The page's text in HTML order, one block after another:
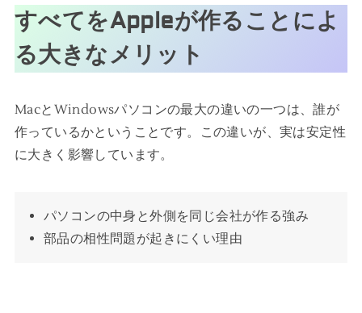
すべてをAppleが作ることによ
る大きなメリット
MacとWindowsパソコンの最大の違いの一つは、誰が
作っているかということです。この違いが、実は安定性
に大きく影響しています。
パソコンの中身と外側を同じ会社が作る強み
部品の相性問題が起きにくい理由